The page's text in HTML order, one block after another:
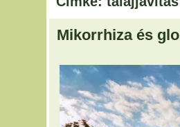
Mikorrhiza és